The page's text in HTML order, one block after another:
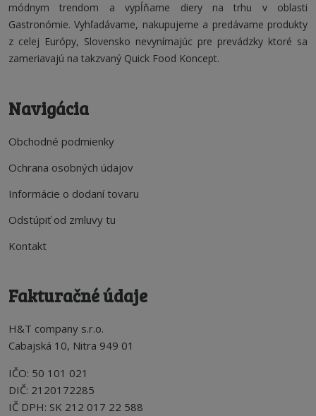
módnym trendom a vypĺňame diery na trhu v oblasti
Gastronómie. Vyhľadávame, nakupujeme a predávame produkty
z celej Európy, Slovensko nevynímajúc pre prevádzky ktoré sa
zameriavajú na takzvaný Quick Food Koncept.
Navigácia
Obchodné podmienky
Ochrana osobných údajov
Informácie o dodaní tovaru
Odstúpiť od zmluvy tu
Kontakt
Fakturačné údaje
H&T company s.r.o.
Cabajská 10, Nitra 949 01
IČO: 50 101 021
DIČ: 2120172285
IČ DPH: SK 212 017 22 588